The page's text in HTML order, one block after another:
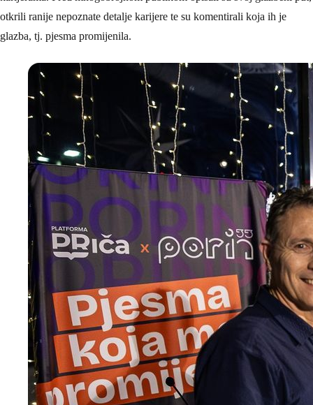
otkrili ranije nepoznate detalje karijere te su komentirali koja ih je
glazba, tj. pjesma promijenila.